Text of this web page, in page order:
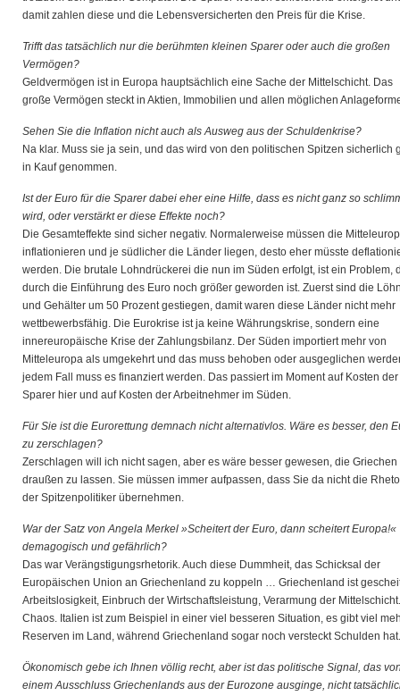
damit zahlen diese und die Lebensversicherten den Preis für die Krise.
Trifft das tatsächlich nur die berühmten kleinen Sparer oder auch die großen
Vermögen?
Geldvermögen ist in Europa hauptsächlich eine Sache der Mittelschicht. Das
große Vermögen steckt in Aktien, Immobilien und allen möglichen
Sehen Sie die Inflation nicht auch als Ausweg aus der Schuldenkrise?
Na klar. Muss sie ja sein, und das wird von den politischen Spitzen sicherlich
in Kauf genommen.
Ist der Euro für die Sparer dabei eher eine Hilfe, dass es nicht ganz so
wird, oder verstärkt er diese Effekte noch?
Die Gesamteffekte sind sicher negativ. Normalerweise müssen die
inflationieren und je südlicher die Länder liegen, desto eher müsste
werden. Die brutale Lohndrückerei die nun im Süden erfolgt, ist ein Problem,
durch die Einführung des Euro noch größer geworden ist. Zuerst sind die
und Gehälter um 50 Prozent gestiegen, damit waren diese Länder nicht mehr
wettbewerbsfähig. Die Eurokrise ist ja keine Währungskrise, sondern eine
innereuropäische Krise der Zahlungsbilanz. Der Süden importiert mehr von
Mitteleuropa als umgekehrt und das muss behoben oder ausgeglichen
jedem Fall muss es finanziert werden. Das passiert im Moment auf Kosten der
Sparer hier und auf Kosten der Arbeitnehmer im Süden.
Für Sie ist die Eurorettung demnach nicht alternativlos. Wäre es besser, den
zu zerschlagen?
Zerschlagen will ich nicht sagen, aber es wäre besser gewesen, die Griechen
draußen zu lassen. Sie müssen immer aufpassen, dass Sie da nicht die
der Spitzenpolitiker übernehmen.
War der Satz von Angela Merkel »Scheitert der Euro, dann scheitert Europa!«
demagogisch und gefährlich?
Das war Verängstigungsrhetorik. Auch diese Dummheit, das Schicksal der
Europäischen Union an Griechenland zu koppeln … Griechenland ist
Arbeitslosigkeit, Einbruch der Wirtschaftsleistung, Verarmung der Mittelschicht.
Chaos. Italien ist zum Beispiel in einer viel besseren Situation, es gibt viel
Reserven im Land, während Griechenland sogar noch versteckt Schulden hat.
Ökonomisch gebe ich Ihnen völlig recht, aber ist das politische Signal, das
einem Ausschluss Griechenlands aus der Eurozone ausginge, nicht